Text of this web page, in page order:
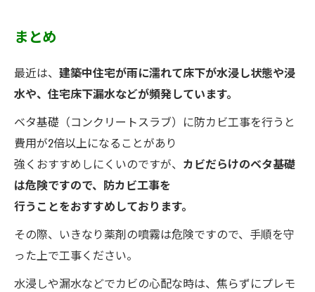
まとめ
最近は、 建築中住宅が雨に濡れて床下が水浸し状態や浸
水や、住宅床下漏水などが頻発しています。
ベタ基礎（コンクリートスラブ）に防カビ工事を行うと
費用が2倍以上になることがあり
強くおすすめしにくいのですが、 カビだらけのベタ基礎
は危険ですので、防カビ工事を
行うことをおすすめしております。
その際、いきなり薬剤の噴霧は危険ですので、手順を守
った上で工事ください。
水浸しや漏水などでカビの心配な時は、焦らずにプレモ